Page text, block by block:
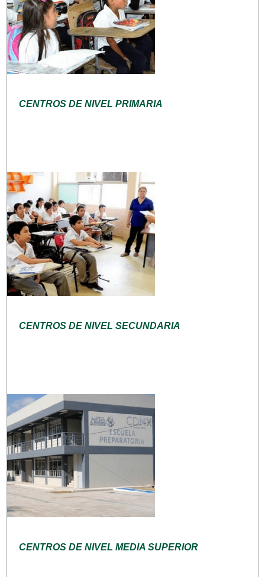
CENTROS DE NIVEL PRIMARIA
CENTROS DE NIVEL SECUNDARIA
CENTROS DE NIVEL MEDIA SUPERIOR